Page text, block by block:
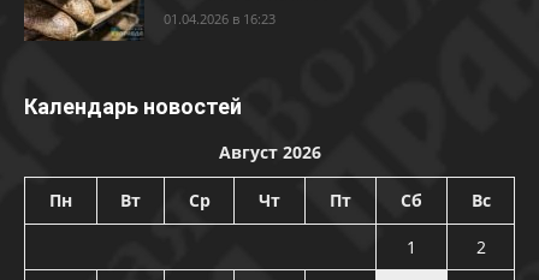
01.04.2026 в 16:23
Календарь новостей
Август 2026
Пн Вт Ср Чт Пт Сб Вс
1
2